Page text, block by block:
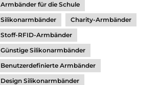
Armbänder für die Schule
Silikonarmbänder
Charity-Armbänder
Stoff-RFID-Armbänder
Günstige Silikonarmbänder
Benutzerdefinierte Armbänder
Design Silikonarmbänder